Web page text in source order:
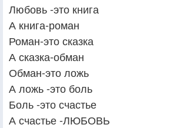
Любовь -это книга
А книга-роман
Роман-это сказка
А сказка-обман
Обман-это ложь
А ложь -это боль
Боль -это счастье
А счастье -ЛЮБОВЬ